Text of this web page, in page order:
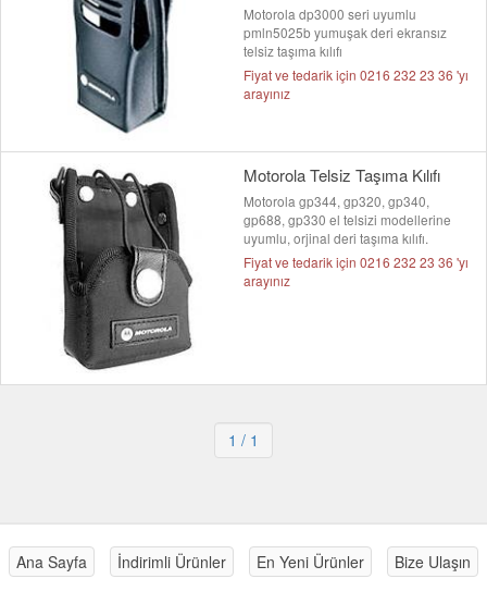
Motorola dp3000 seri uyumlu
pmln5025b yumuşak deri ekransız
telsiz taşıma kılıfı
Fiyat ve tedarik için 0216 232 23 36 'yı
arayınız
Motorola Telsiz Taşıma Kılıfı
Motorola gp344, gp320, gp340,
gp688, gp330 el telsizi modellerine
uyumlu, orjinal deri taşıma kılıfı.
Fiyat ve tedarik için 0216 232 23 36 'yı
arayınız
1 / 1
Ana Sayfa İndirimli Ürünler En Yeni Ürünler Bize Ulaşın